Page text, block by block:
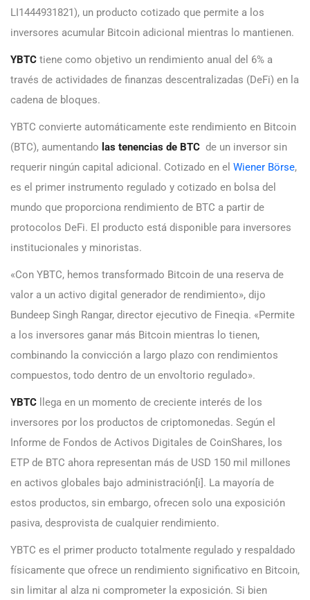
LI1444931821), un producto cotizado que permite a los
inversores acumular Bitcoin adicional mientras lo mantienen.
YBTC tiene como objetivo un rendimiento anual del 6% a
través de actividades de finanzas descentralizadas (DeFi) en la
cadena de bloques.
YBTC convierte automáticamente este rendimiento en Bitcoin
(BTC), aumentando las tenencias de BTC de un inversor sin
requerir ningún capital adicional. Cotizado en el Wiener Börse,
es el primer instrumento regulado y cotizado en bolsa del
mundo que proporciona rendimiento de BTC a partir de
protocolos DeFi. El producto está disponible para inversores
institucionales y minoristas.
«Con YBTC, hemos transformado Bitcoin de una reserva de
valor a un activo digital generador de rendimiento», dijo
Bundeep Singh Rangar, director ejecutivo de Fineqia. «Permite
a los inversores ganar más Bitcoin mientras lo tienen,
combinando la convicción a largo plazo con rendimientos
compuestos, todo dentro de un envoltorio regulado».
YBTC llega en un momento de creciente interés de los
inversores por los productos de criptomonedas. Según el
Informe de Fondos de Activos Digitales de CoinShares, los
ETP de BTC ahora representan más de USD 150 mil millones
en activos globales bajo administración[i]. La mayoría de
estos productos, sin embargo, ofrecen solo una exposición
pasiva, desprovista de cualquier rendimiento.
YBTC es el primer producto totalmente regulado y respaldado
físicamente que ofrece un rendimiento significativo en Bitcoin,
sin limitar al alza ni comprometer la exposición. Si bien